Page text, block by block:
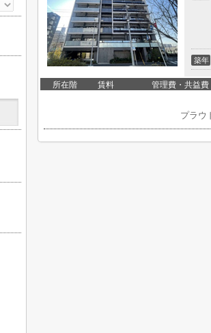
築年
所在階 賃料 管理費・共益費
プラウ